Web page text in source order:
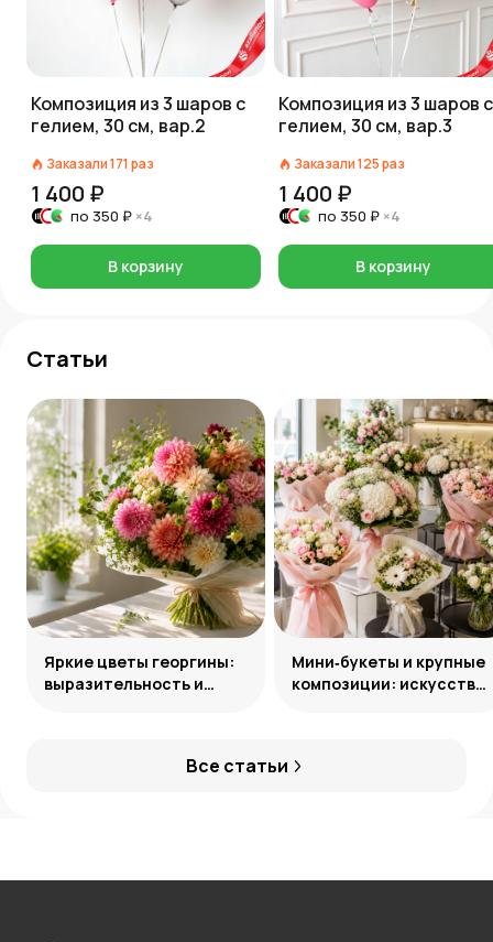
Композиция из 3 шаров с
гелием, 30 см, вар.2
Заказали171 раз
1 400 ₽
по 350 ₽ ×4
В корзину
Композиция из 3 шаров с
гелием, 30 см, вар.3
Заказали125раз
1 400 ₽
по 350 ₽ ×4
В корзину
Статьи
Все статьи
Яркие цветы георгины:
выразительность и
Мини‑букеты и крупные
композиции: искусство